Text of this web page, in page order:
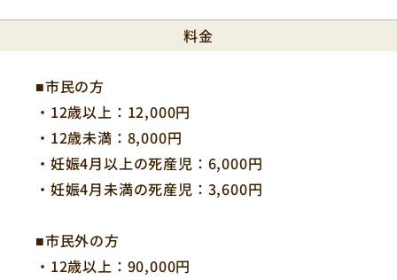
読み取ってください。
料金
■市民の方
・12歳以上：12,000円
・12歳未満：8,000円
・妊娠4月以上の死産児：6,000円
・妊娠4月未満の死産児：3,600円
■市民外の方
・12歳以上：90,000円